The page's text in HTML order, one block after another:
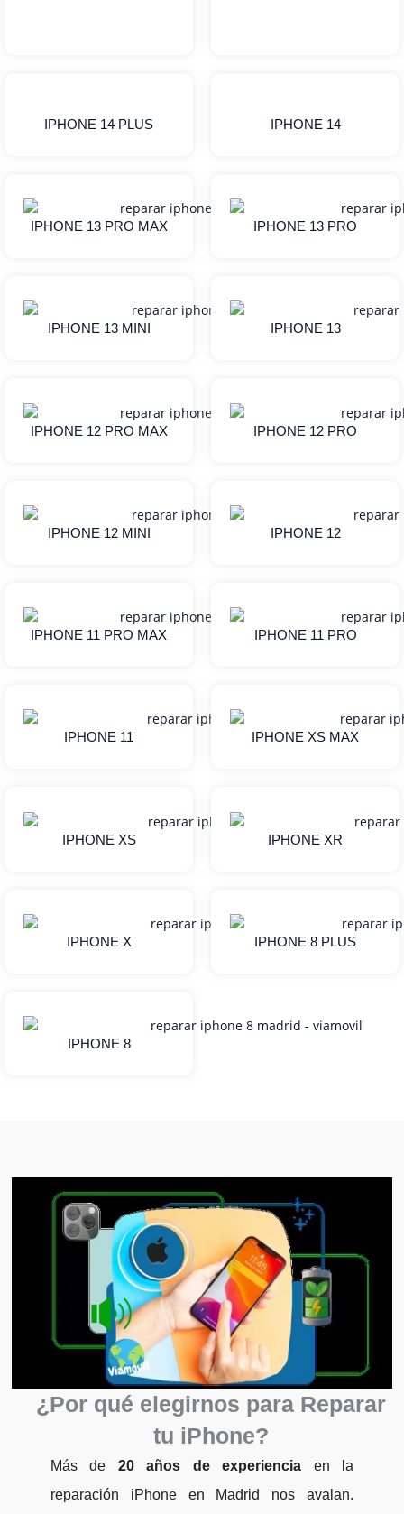
IPHONE 14 PLUS IPHONE 14
IPHONE 13 PRO MAX IPHONE 13 PRO
IPHONE 13 MINI IPHONE 13
IPHONE 12 PRO MAX IPHONE 12 PRO
IPHONE 12 MINI IPHONE 12
IPHONE 11 PRO MAX IPHONE 11 PRO
IPHONE 11 IPHONE XS MAX
IPHONE XS IPHONE XR
IPHONE X IPHONE 8 PLUS
IPHONE 8
¿Por qué elegirnos para Reparar
tu iPhone?
Más de 20 años de experiencia en la
reparación iPhone en Madrid nos avalan.